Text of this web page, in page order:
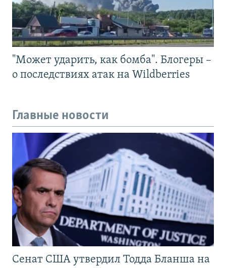
"Может ударить, как бомба". Блогеры –
о последствиях атак на Wildberries
Главные новости
Сенат США утвердил Тодда Бланша на